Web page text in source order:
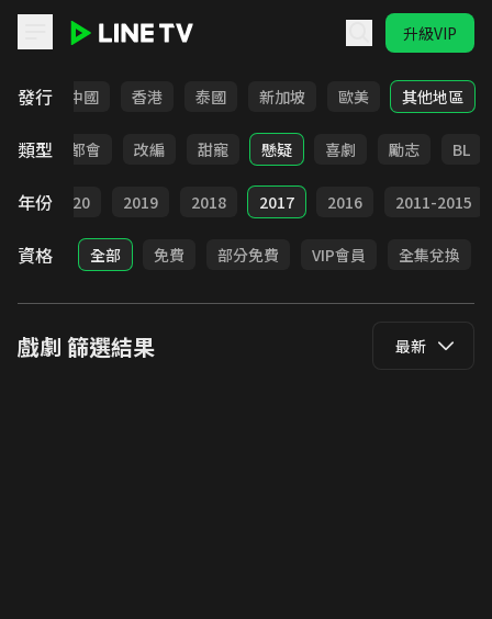
升級VIP
發行
韓國 中國 香港 泰國 新加坡 歐美 其他地區
類型
愛情 都會 改編 甜寵 懸疑 喜劇 勵志 BL
年份 2020 2019 2018 2017 2016 2011-2015
資格 全部 免費 部分免費 VIP會員 全集兌換
戲劇 篩選結果 最新